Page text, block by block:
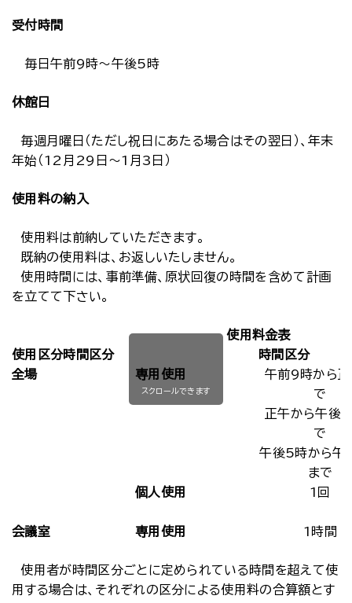
受付時間
毎日午前9時～午後5時
休館日
毎週月曜日（ただし祝日にあたる場合はその翌日）、年末
年始（12月29日～1月3日）
使用料の納入
使用料は前納していただきます。
既納の使用料は、お返しいたしません。
使用時間には、事前準備、原状回復の時間を含めて計画
を立てて下さい。
使用料金表
使用区分時間区分
時間区分
全場
専用使用
午前9時から
で
正午から午後
で
午後5時から午
まで
個人使用
1回
会議室 専用使用 1時間
スクロールできます
使用者が時間区分ごとに定められている時間を超えて使
用する場合は、それぞれの区分による使用料の合算額とす